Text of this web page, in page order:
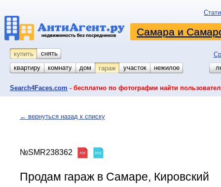
Самара и
купить снять
квартиру
комнату койко-место
дом гараж участок нежилое
Search4Faces.com - бесплатно по фотографии найти
← вернуться назад к списку
№SMR238362
Продам гараж в Самаре, Кировский